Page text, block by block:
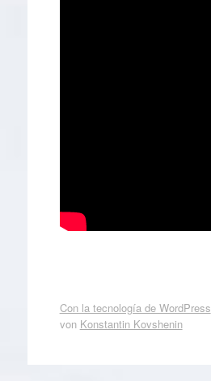
Con la tecnología de WordPress
von Konstantin Kovshenin